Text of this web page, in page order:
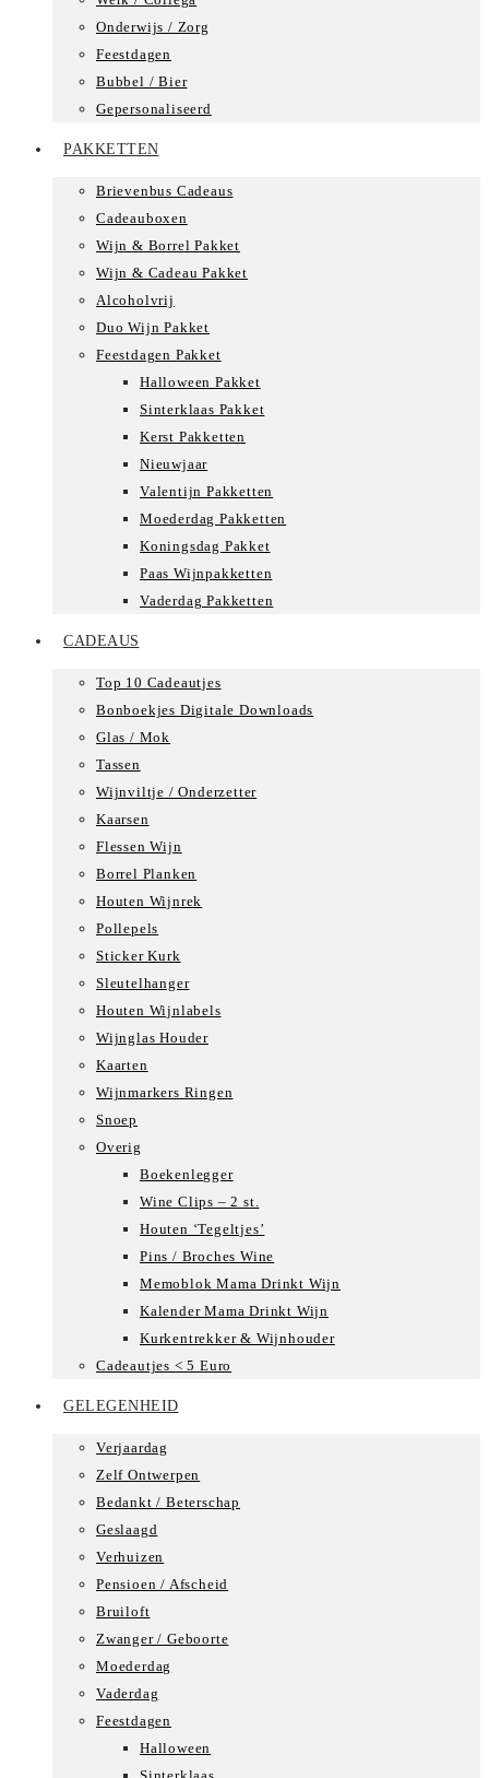
Onderwijs / Zorg
Feestdagen
Bubbel / Bier
Gepersonaliseerd
PAKKETTEN
Brievenbus Cadeaus
Cadeauboxen
Wijn & Borrel Pakket
Wijn & Cadeau Pakket
Alcoholvrij
Duo Wijn Pakket
Feestdagen Pakket
Halloween Pakket
Sinterklaas Pakket
Kerst Pakketten
Nieuwjaar
Valentijn Pakketten
Moederdag Pakketten
Koningsdag Pakket
Paas Wijnpakketten
Vaderdag Pakketten
CADEAUS
Top 10 Cadeautjes
Bonboekjes Digitale Downloads
Glas / Mok
Tassen
Wijnviltje / Onderzetter
Kaarsen
Flessen Wijn
Borrel Planken
Houten Wijnrek
Pollepels
Sticker Kurk
Sleutelhanger
Houten Wijnlabels
Wijnglas Houder
Kaarten
Wijnmarkers Ringen
Snoep
Overig
Boekenlegger
Wine Clips – 2 st.
Houten ‘Tegeltjes’
Pins / Broches Wine
Memoblok Mama Drinkt Wijn
Kalender Mama Drinkt Wijn
Kurkentrekker & Wijnhouder
Cadeautjes < 5 Euro
GELEGENHEID
Verjaardag
Zelf Ontwerpen
Bedankt / Beterschap
Geslaagd
Verhuizen
Pensioen / Afscheid
Bruiloft
Zwanger / Geboorte
Moederdag
Vaderdag
Feestdagen
Halloween